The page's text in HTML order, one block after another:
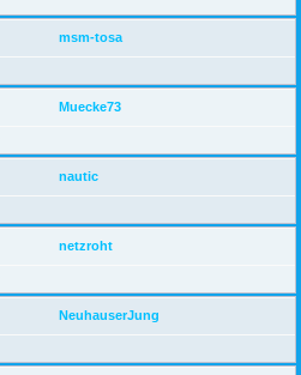
msm-tosa
Muecke73
nautic
netzroht
NeuhauserJung